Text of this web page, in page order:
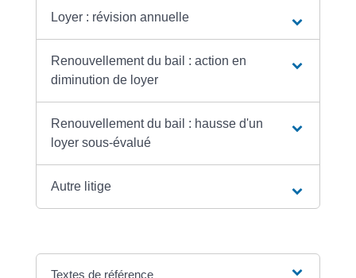
Loyer : révision annuelle
Renouvellement du bail : action en
diminution de loyer
Renouvellement du bail : hausse d'un
loyer sous-évalué
Autre litige
Textes de référence